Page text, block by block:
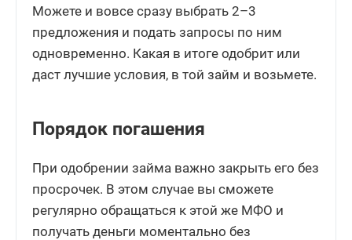
Можете и вовсе сразу выбрать 2–3
предложения и подать запросы по ним
одновременно. Какая в итоге одобрит или
даст лучшие условия, в той займ и возьмете.
Порядок погашения
При одобрении займа важно закрыть его без
просрочек. В этом случае вы сможете
регулярно обращаться к этой же МФО и
получать деньги моментально без